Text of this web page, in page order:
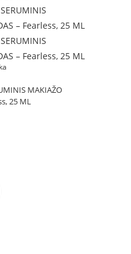
MAKIAŽO
25 ML